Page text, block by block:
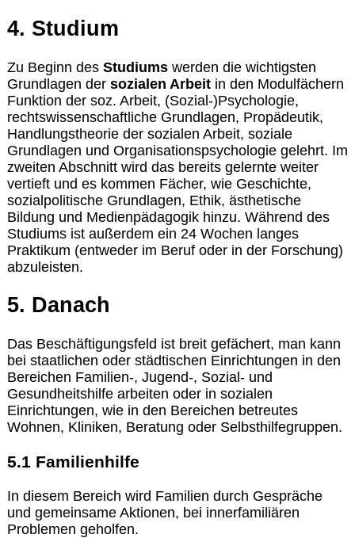
4. Studium
Zu Beginn des Studiumswerden die wichtigsten
Grundlagen der sozialen Arbeitin den Modulfächern
Funktion der soz. Arbeit, (Sozial-)Psychologie,
rechtswissenschaftliche Grundlagen, Propädeutik,
Handlungstheorie der sozialen Arbeit, soziale
Grundlagen und Organisationspsychologie gelehrt. Im
zweiten Abschnitt wird das bereits gelernte weiter
vertieft und es kommen Fächer, wie Geschichte,
sozialpolitische Grundlagen, Ethik, ästhetische
Bildung und Medienpädagogik hinzu. Während des
Studiums ist außerdem ein 24 Wochen langes
Praktikum (entweder im Beruf oder in der Forschung)
abzuleisten.
5. Danach
Das Beschäftigungsfeld ist breit gefächert, man kann
bei staatlichen oder städtischen Einrichtungen in den
Bereichen Familien-, Jugend-, Sozial- und
Gesundheitshilfe arbeiten oder in sozialen
Einrichtungen, wie in den Bereichen betreutes
Wohnen, Kliniken, Beratung oder Selbsthilfegruppen.
5.1 Familienhilfe
In diesem Bereich wird Familien durch Gespräche
und gemeinsame Aktionen, bei innerfamiliären
Problemen geholfen.